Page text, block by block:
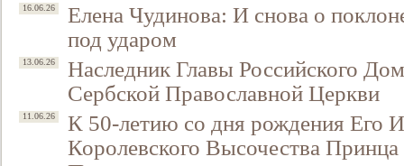
16.06.26
Елена Чудинова: И снова о
под ударом
13.06.26
Наследник Главы Российского
Сербской Православной Церкви
11.06.26
К 50-летию со дня рождения Его
Королевского Высочества